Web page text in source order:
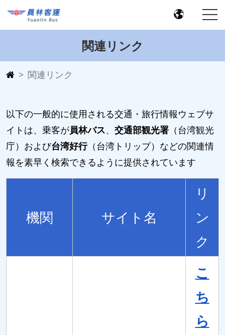
関連リンク
関連リンク
以下の一般的に使用される交通・旅行情報ウェブサ
イトは、乗客が員林バス、 交通部観光署 （台湾観光
庁）および台湾好行（台湾トリップ）などの関連情
報を素早く検索できるように提供されています
機関 サイト名
リ
ン
ク
こ
ち
ら